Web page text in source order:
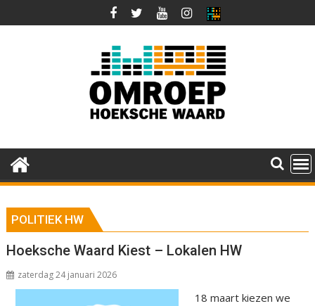
naar
POLITIEK HW
Hoeksche Waard Kiest – Lokalen HW
zaterdag 24 januari 2026
18 maart kiezen we